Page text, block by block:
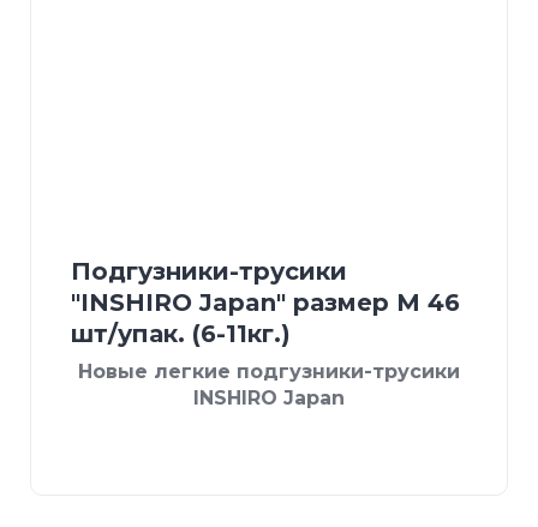
Подгузники-трусики
"INSHIRO Japan" размер М 46
шт/упак. (6-11кг.)
Новые легкие подгузники-трусики
INSHIRO Japan